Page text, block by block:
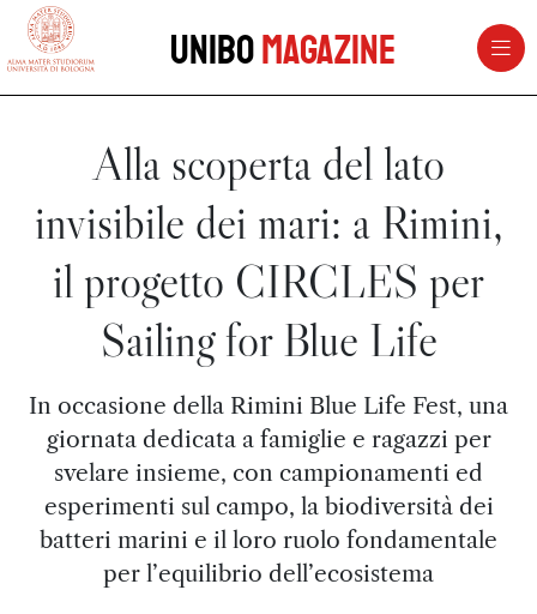
vai al contenuto della pagina
UniboMagazine
Alla scoperta del lato
invisibile dei mari: a Rimini,
il progetto CIRCLES per
Sailing for Blue Life
In occasione della Rimini Blue Life Fest, una
giornata dedicata a famiglie e ragazzi per
svelare insieme, con campionamenti ed
esperimenti sul campo, la biodiversità dei
batteri marini e il loro ruolo fondamentale
per l’equilibrio dell’ecosistema